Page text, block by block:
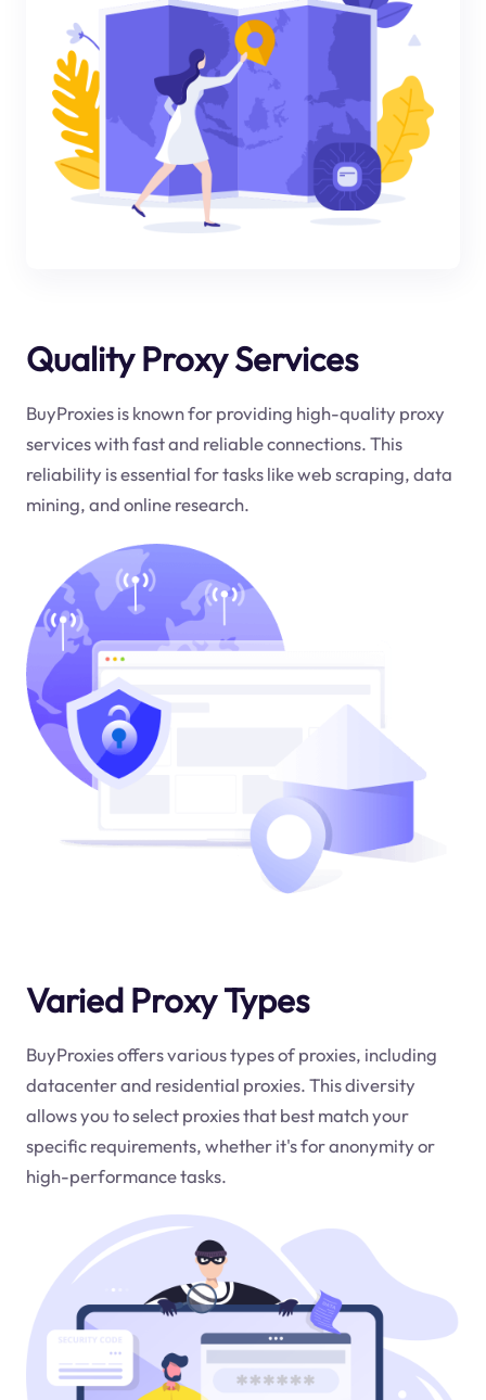
Quality Proxy Services
BuyProxies is known for providing high-quality proxy
services with fast and reliable connections. This
reliability is essential for tasks like web scraping, data
mining, and online research.
Varied Proxy Types
BuyProxies offers various types of proxies, including
datacenter and residential proxies. This diversity
allows you to select proxies that best match your
specific requirements, whether it's for anonymity or
high-performance tasks.